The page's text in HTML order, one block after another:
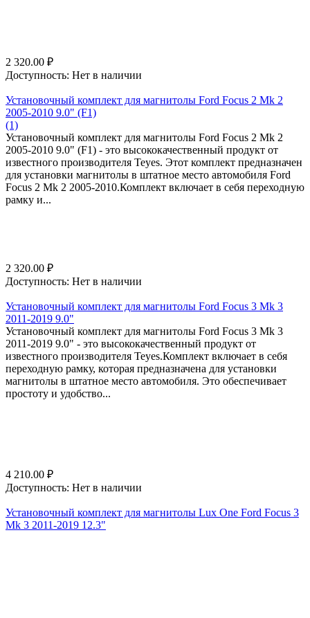
2 320.00 ₽
Доступность: Нет в наличии
Установочный комплект для магнитолы Ford Focus 2 Mk 2
2005-2010 9.0" (F1)
(1)
Установочный комплект для магнитолы Ford Focus 2 Mk 2
2005-2010 9.0" (F1) - это высококачественный продукт от
известного производителя Teyes. Этот комплект предназначен
для установки магнитолы в штатное место автомобиля Ford
Focus 2 Mk 2 2005-2010.Комплект включает в себя переходную
рамку и...
2 320.00 ₽
Доступность: Нет в наличии
Установочный комплект для магнитолы Ford Focus 3 Mk 3
2011-2019 9.0"
Установочный комплект для магнитолы Ford Focus 3 Mk 3
2011-2019 9.0" - это высококачественный продукт от
известного производителя Teyes.Комплект включает в себя
переходную рамку, которая предназначена для установки
магнитолы в штатное место автомобиля. Это обеспечивает
простоту и удобство...
4 210.00 ₽
Доступность: Нет в наличии
Установочный комплект для магнитолы Lux One Ford Focus 3
Mk 3 2011-2019 12.3"